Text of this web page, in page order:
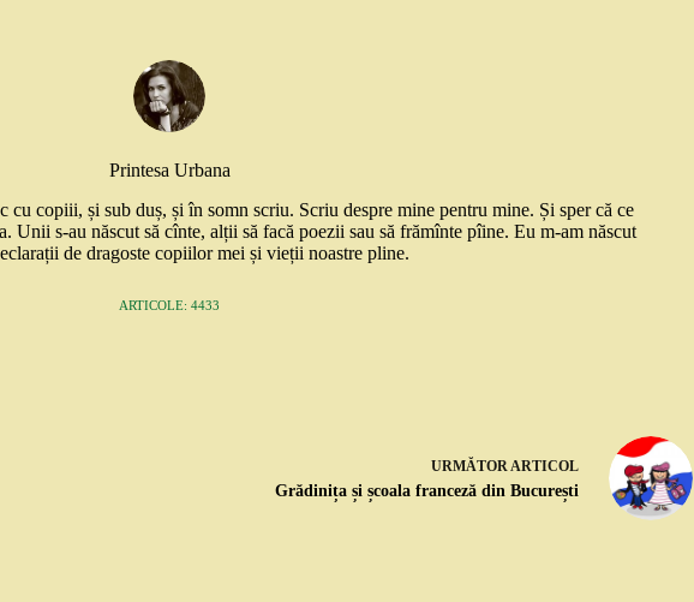
Printesa Urbana
cu copiii, și sub duș, și în somn scriu. Scriu despre mine pentru mine. Și sper că ce
Unii s-au născut să cînte, alții să facă poezii sau să frămînte pîine. Eu m-am născut
de dragoste copiilor mei și vieții noastre pline.
ARTICOLE: 4433
URMĂTORARTICOL
Grădinița și școala franceză din București